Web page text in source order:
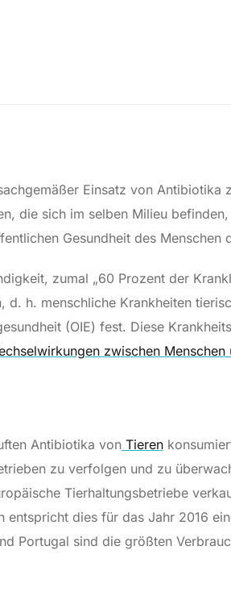
Einsatz von Antibiotika
die sich im selben Milieu
Gesundheit des Menschen
zumal „60 Prozent der
h. menschliche Krankheiten
(OIE) fest. Diese
zwischen Menschen
Antibiotika vonTieren
zu verfolgen und zu
Tierhaltungsbetriebe
entspricht dies für das Jahr 2016
Portugal sind die größten